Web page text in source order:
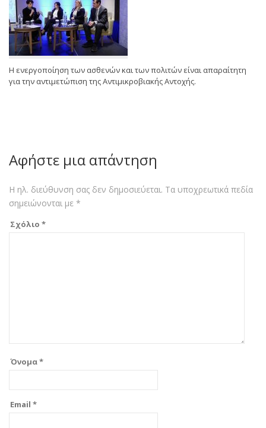
Η ενεργοποίηση των ασθενών και των πολιτών είναι απαραίτητη
για την αντιμετώπιση της Αντιμικροβιακής Αντοχής.
Αφήστε μια απάντηση
Η ηλ. διεύθυνση σας δεν δημοσιεύεται. Τα υποχρεωτικά πεδία
σημειώνονται με *
Σχόλιο *
Όνομα*
Email *